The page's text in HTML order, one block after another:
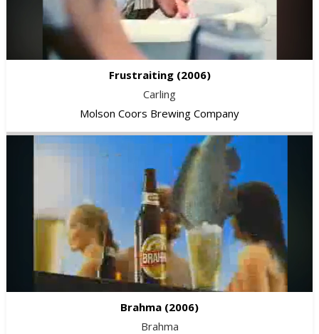
Frustraiting (2006)
Carling
Molson Coors Brewing Company
Brahma (2006)
Brahma